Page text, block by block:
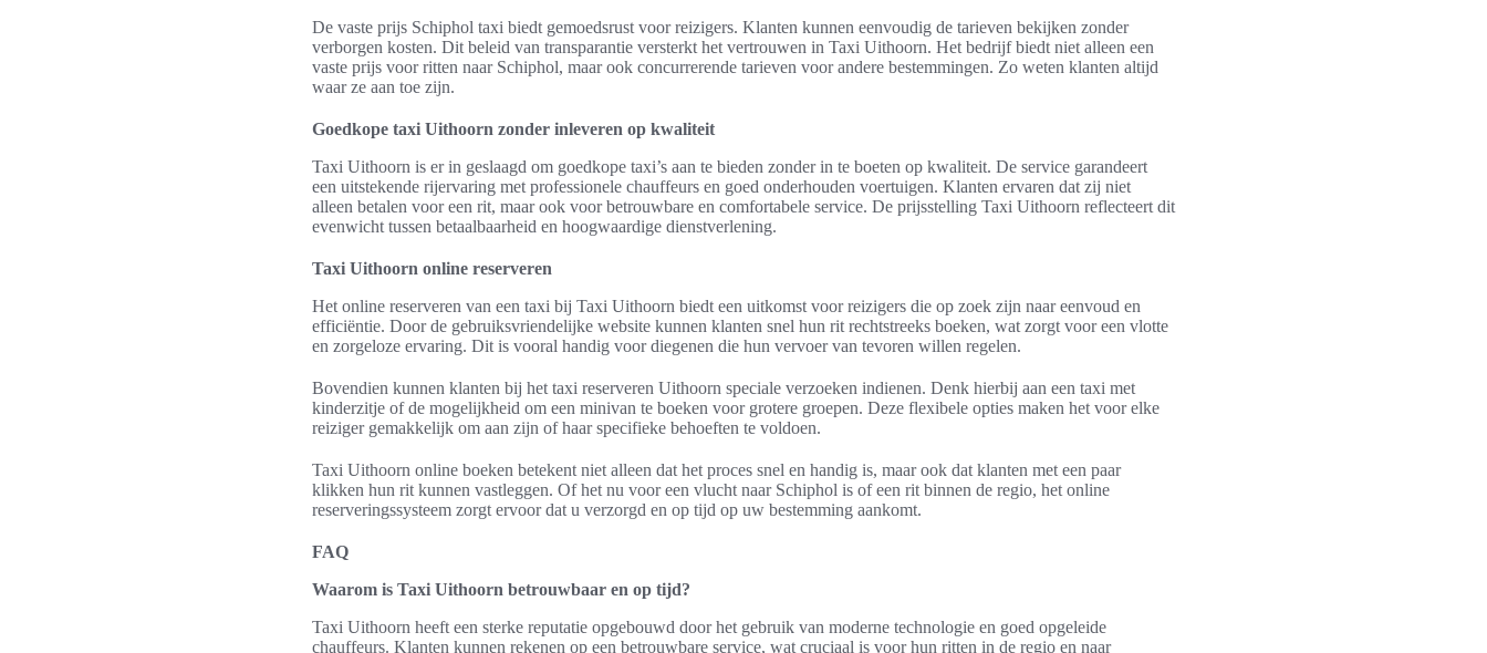
De vaste prijs Schiphol taxi biedt gemoedsrust voor reizigers. Klanten kunnen eenvoudig de tarieven bekijken zonder
verborgen kosten. Dit beleid van transparantie versterkt het vertrouwen in Taxi Uithoorn. Het bedrijf biedt niet alleen een
vaste prijs voor ritten naar Schiphol, maar ook concurrerende tarieven voor andere bestemmingen. Zo weten klanten altijd
waar ze aan toe zijn.
Goedkope taxi Uithoorn zonder inleveren op kwaliteit
Taxi Uithoorn is er in geslaagd om goedkope taxi’s aan te bieden zonder in te boeten op kwaliteit. De service garandeert
een uitstekende rijervaring met professionele chauffeurs en goed onderhouden voertuigen. Klanten ervaren dat zij niet
alleen betalen voor een rit, maar ook voor betrouwbare en comfortabele service. De prijsstelling Taxi Uithoorn reflecteert dit
evenwicht tussen betaalbaarheid en hoogwaardige dienstverlening.
Taxi Uithoorn online reserveren
Het online reserveren van een taxi bij Taxi Uithoorn biedt een uitkomst voor reizigers die op zoek zijn naar eenvoud en
efficiëntie. Door de gebruiksvriendelijke website kunnen klanten snel hun rit rechtstreeks boeken, wat zorgt voor een vlotte
en zorgeloze ervaring. Dit is vooral handig voor diegenen die hun vervoer van tevoren willen regelen.
Bovendien kunnen klanten bij het taxi reserveren Uithoorn speciale verzoeken indienen. Denk hierbij aan een taxi met
kinderzitje of de mogelijkheid om een minivan te boeken voor grotere groepen. Deze flexibele opties maken het voor elke
reiziger gemakkelijk om aan zijn of haar specifieke behoeften te voldoen.
Taxi Uithoorn online boeken betekent niet alleen dat het proces snel en handig is, maar ook dat klanten met een paar
klikken hun rit kunnen vastleggen. Of het nu voor een vlucht naar Schiphol is of een rit binnen de regio, het online
reserveringssysteem zorgt ervoor dat u verzorgd en op tijd op uw bestemming aankomt.
FAQ
Waarom is Taxi Uithoorn betrouwbaar en op tijd?
Taxi Uithoorn heeft een sterke reputatie opgebouwd door het gebruik van moderne technologie en goed opgeleide
chauffeurs. Klanten kunnen rekenen op een betrouwbare service, wat cruciaal is voor hun ritten in de regio en naar